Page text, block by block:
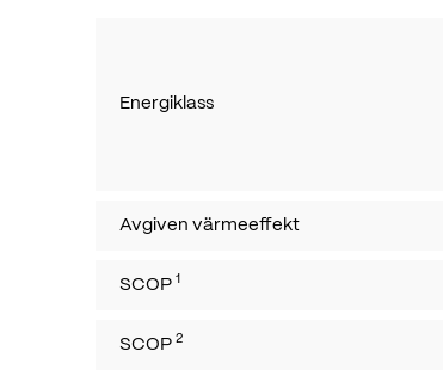
Energiklass
Avgiven värmeeffekt
SCOP 1
SCOP 2